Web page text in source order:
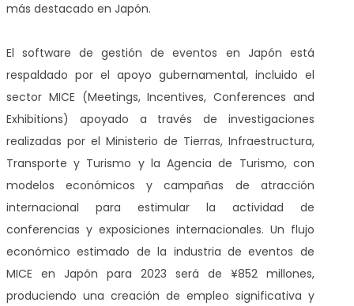
más destacado en Japón.
El software de gestión de eventos en Japón está
respaldado por el apoyo gubernamental, incluido el
sector MICE (Meetings, Incentives, Conferences and
Exhibitions) apoyado a través de investigaciones
realizadas por el Ministerio de Tierras, Infraestructura,
Transporte y Turismo y la Agencia de Turismo, con
modelos económicos y campañas de atracción
internacional para estimular la actividad de
conferencias y exposiciones internacionales. Un flujo
económico estimado de la industria de eventos de
MICE en Japón para 2023 será de ¥852 millones,
produciendo una creación de empleo significativa y